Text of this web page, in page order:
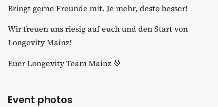
​Bringt gerne Freunde mit. Je mehr, desto besser!
​Wir freuen uns riesig auf euch und den Start von
Longevity Mainz!
​Euer Longevity Team Mainz 💚
Event photos